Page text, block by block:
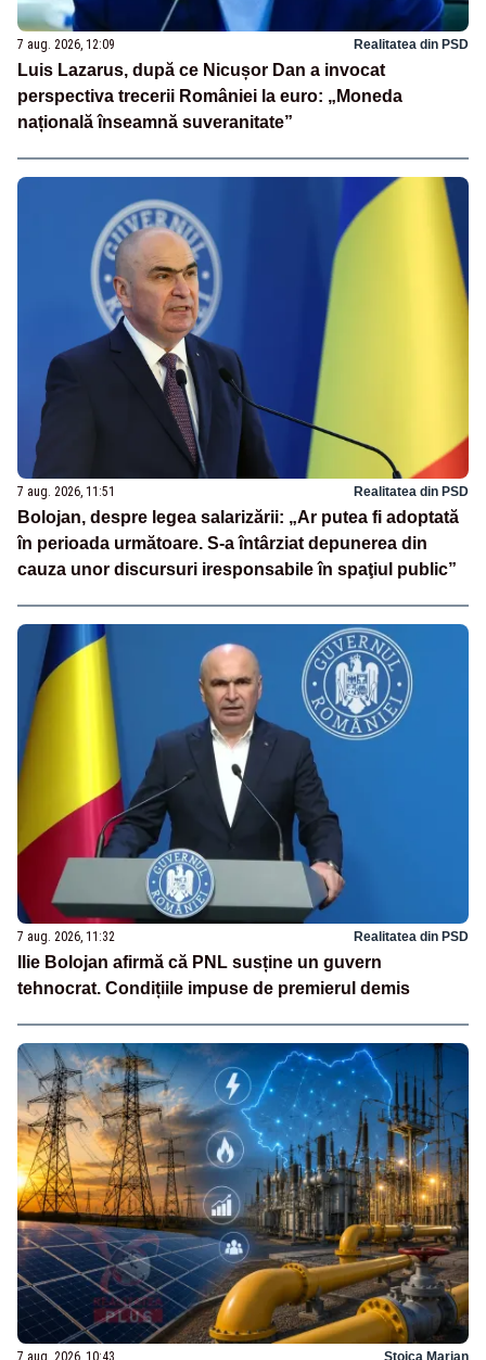
7 aug. 2026, 12:09 Realitatea din PSD
Luis Lazarus, după ce Nicușor Dan a invocat
perspectiva trecerii României la euro: „Moneda
națională înseamnă suveranitate”
7 aug. 2026, 11:51 Realitatea din PSD
Bolojan, despre legea salarizării: „Ar putea fi adoptată
în perioada următoare. S-a întârziat depunerea din
cauza unor discursuri iresponsabile în spaţiul public”
7 aug. 2026, 11:32 Realitatea din PSD
Ilie Bolojan afirmă că PNL susține un guvern
tehnocrat. Condițiile impuse de premierul demis
7 aug. 2026, 10:43 Stoica Marian